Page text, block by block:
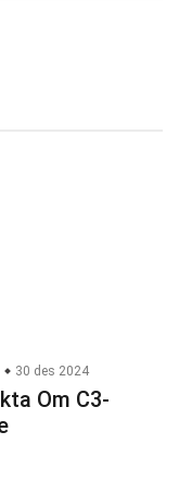
30 des 2024
Om C3-